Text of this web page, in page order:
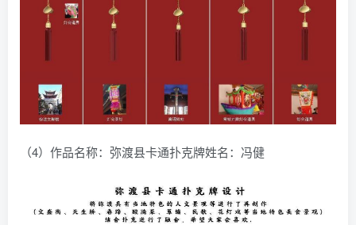
（4）作品名称：弥渡县卡通扑克牌姓名：冯健